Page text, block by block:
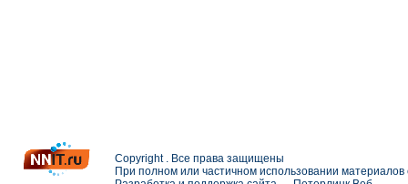
Copyright . Все права защищены
При полном или частичном использовании